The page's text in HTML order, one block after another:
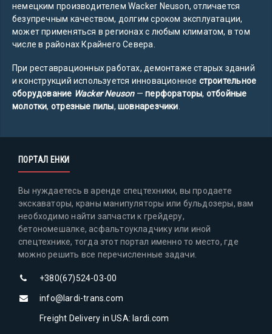
немецким производителем Wacker Neuson, отличается
безупречным качеством, долгим сроком эксплуатации,
может применяться в регионах с любым климатом, в том
числе в районах Крайнего Севера.
При реставрационных работах, демонтаже старых зданий
и конструкций используется инновационное строительное
оборудование Wacker Neuson—перфораторы, отбойные
молотки, отрезные пилы, шовнарезчики
ПОРТАЛ ЕНКИ
Вы нуждаетесь в аренде спецтехники, вы продаете
экскаваторы, краны манипуляторы или бульдозеры, вам
необходимо найти запчасти к грейдеру,
бетономешалке, асфальтоукладчику или иной
спецтехнике, тогда этот портал именно то место, где
можно решить все перечисленные задачи.
+380(67)524-03-00
info@lardi-trans.com
Freight Delivery in USA: lardi.com